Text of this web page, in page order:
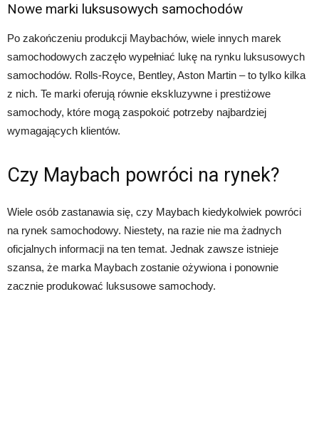
Nowe marki luksusowych samochodów
Po zakończeniu produkcji Maybachów, wiele innych marek
samochodowych zaczęło wypełniać lukę na rynku luksusowych
samochodów. Rolls-Royce, Bentley, Aston Martin – to tylko kilka
z nich. Te marki oferują równie ekskluzywne i prestiżowe
samochody, które mogą zaspokoić potrzeby najbardziej
wymagających klientów.
Czy Maybach powróci na rynek?
Wiele osób zastanawia się, czy Maybach kiedykolwiek powróci
na rynek samochodowy. Niestety, na razie nie ma żadnych
oficjalnych informacji na ten temat. Jednak zawsze istnieje
szansa, że marka Maybach zostanie ożywiona i ponownie
zacznie produkować luksusowe samochody.